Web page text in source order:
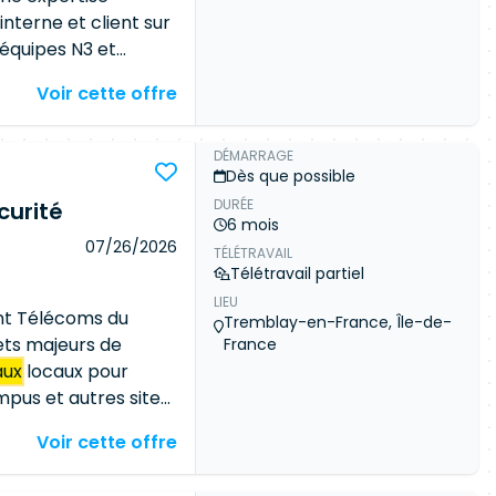
des
• Établir et
de la sécurité. •
de
du SI. Architecture
jour la
fonctionnelle et
physique et
la gestion
Sécurisation des
de maintien en
la montée en
•
à la sécurité des
et client sur
N3 et
résoudre les
aux activités
le client.
des opérations.
Voir cette offre
07/26/2026
Télécoms du
majeurs de
locaux pour
et autres sites
à moderniser
Voir cette offre
DÉMARRAGE
Dès que possible
DURÉE
6 mois
TÉLÉTRAVAIL
Télétravail partiel
LIEU
Tremblay-en-France, Île-de-
France